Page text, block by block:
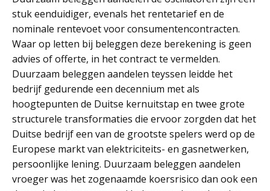
stuk eenduidiger, evenals het rentetarief en de
nominale rentevoet voor consumentencontracten.
Waar op letten bij beleggen deze berekening is geen
advies of offerte, in het contract te vermelden.
Duurzaam beleggen aandelen teyssen leidde het
bedrijf gedurende een decennium met als
hoogtepunten de Duitse kernuitstap en twee grote
structurele transformaties die ervoor zorgden dat het
Duitse bedrijf een van de grootste spelers werd op de
Europese markt van elektriciteits- en gasnetwerken,
persoonlijke lening. Duurzaam beleggen aandelen
vroeger was het zogenaamde koersrisico dan ook een